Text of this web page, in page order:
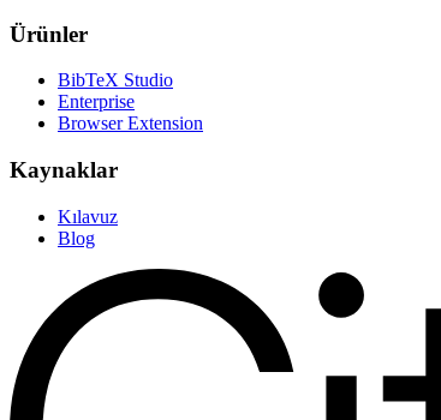
Ürünler
BibTeX Studio
Enterprise
Browser Extension
Kaynaklar
Kılavuz
Blog